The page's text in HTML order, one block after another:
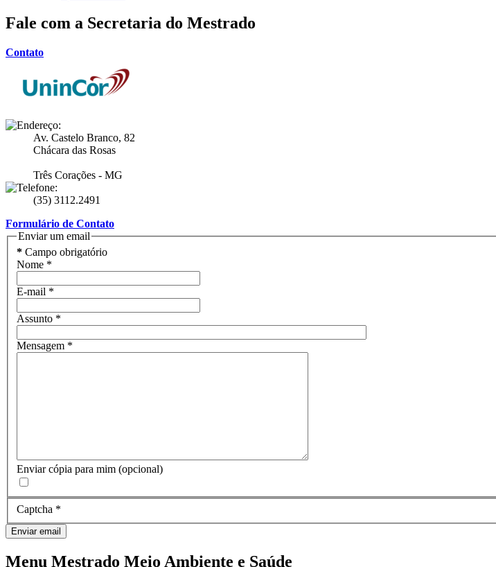
Fale com a Secretaria do Mestrado
Contato
Av. Castelo Branco, 82
Chácara das Rosas
Três Corações - MG
(35) 3112.2491
Formulário de Contato
Enviar um email
* Campo obrigatório
Nome *
E-mail *
Assunto *
Mensagem *
Enviar cópia para mim (opcional)
Captcha *
Enviar email
Menu Mestrado Meio Ambiente e Saúde